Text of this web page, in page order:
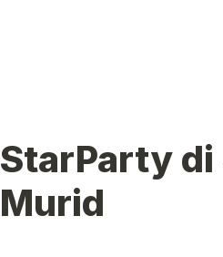
StarParty di
Murid